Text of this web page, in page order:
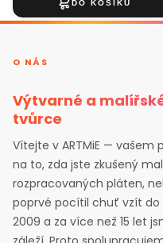
O NÁS
Výtvarné a
tvůrce
Vítejte v ARTMiE — vašem
na to, zda jste zkušený
rozpracovaných pláten,
poprvé pocítil chuť vzít do
2009 a za více než 15 let